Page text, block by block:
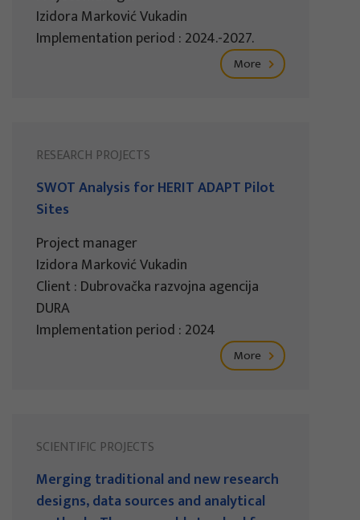
Izidora Marković Vukadin
Implementation period : 2024.-2027.
More
RESEARCH PROJECTS
SWOT Analysis for HERIT ADAPT Pilot
Sites
Project manager
Izidora Marković Vukadin
Client : Dubrovačka razvojna agencija
DURA
Implementation period : 2024
More
SCIENTIFIC PROJECTS
Merging traditional and new research
designs, data sources and analytical